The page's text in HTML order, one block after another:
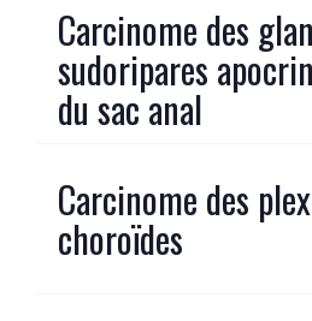
Carcinome des
sudoripares
du sac anal
Carcinome des
choroïdes